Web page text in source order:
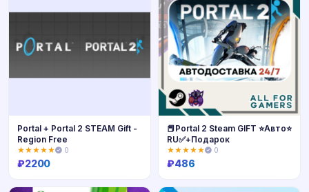
Portal + Portal 2 STEAM Gift -
Region Free
★★★★★ 0
₽2200
📕Portal 2 Steam GIFT ⭐Авто⭐
RU✅+Подарок
★★★★★ 0
₽486